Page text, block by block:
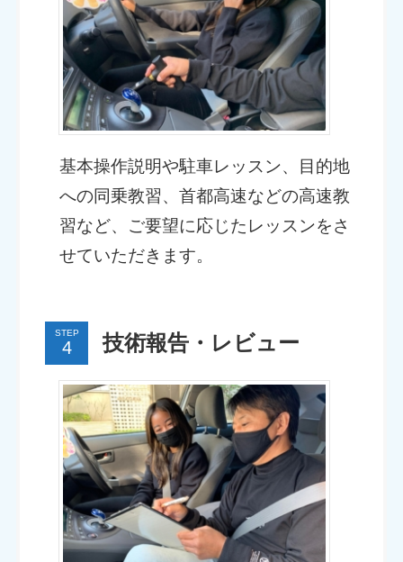
基本操作説明や駐車レッスン、目的地
への同乗教習、首都高速などの高速教
習など、ご要望に応じたレッスンをさ
せていただきます。
STEP 技術報告・レビュー